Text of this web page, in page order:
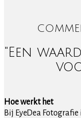
"Een
Hoe werkt het
Bij EyeDea